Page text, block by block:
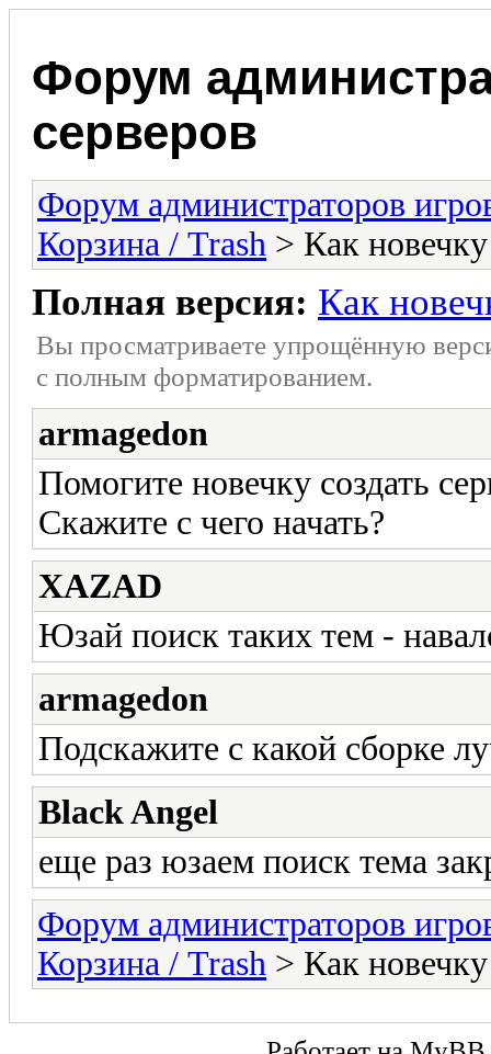
Форум
серверов
Форум администраторов
Корзина / Trash > Как
Полная версия: Как
Вы просматриваете упрощённую
с полным форматированием.
armagedon
Помогите новечку создать
Скажите с чего начать?
XAZAD
Юзай поиск таких тем -
armagedon
Подскажите с какой сборке
Black Angel
еще раз юзаем поиск тема
Форум администраторов
Корзина / Trash > Как